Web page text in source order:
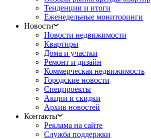
Тенденции и итоги
Еженедельные мониторинги
Новости
Новости недвижимости
Квартиры
Дома и участки
Ремонт и дизайн
Коммерческая недвижимость
Городские новости
Спецпроекты
Акции и скидки
Архив новостей
Контакты
Реклама на сайте
Служба поддержки